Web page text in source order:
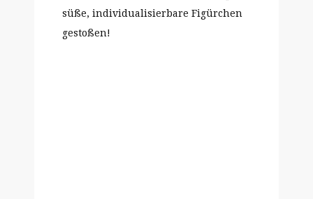
süße, individualisierbare Figürchen
gestoßen!